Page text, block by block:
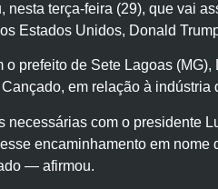
terça-feira (29), que vai
Estados Unidos, Donald
prefeito de Sete Lagoas
em relação à
com o presidente
encaminhamento em
— afirmou.